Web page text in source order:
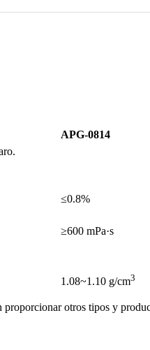
APG-0814
≤0.8%
≥600 mPa·s
1.08~1.10 g/cm3
otros tipos y